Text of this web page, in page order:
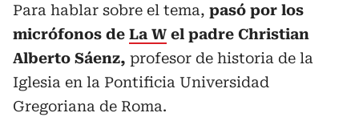
Para hablar sobre el tema, pasó por los
micrófonos de La W el padre Christian
Alberto Sáenz, profesor de historia de la
Iglesia en la Pontificia Universidad
Gregoriana de Roma.